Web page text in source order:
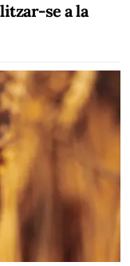
se a la